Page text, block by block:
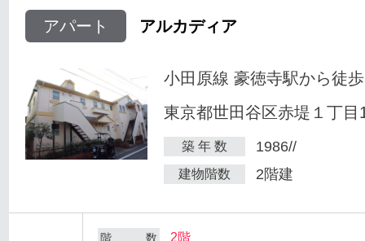
アパート アルカディア
小田原線 豪徳寺駅から徒
東京都世田谷区赤堤１丁目
築 年 数 1986//
建物階数 2階建
階 数 2階